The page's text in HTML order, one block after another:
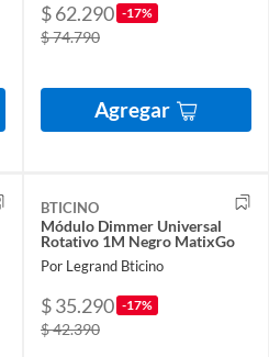
$ 62.290 -17%
$ 74.790
Agregar
BTICINO
Módulo Dimmer Universal
Rotativo 1M Negro MatixGo
Por Legrand Bticino
$ 35.290 -17%
$ 42.390